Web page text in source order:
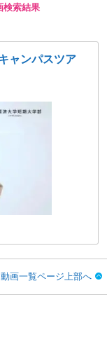
検索結果
ャンパスツア
画一覧ページ上部へ